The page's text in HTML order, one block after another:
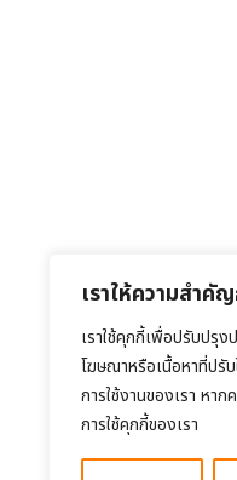
เราให้ความสำ
เราใช้คุกกี้เพื่อปรับปรุ
โฆษณาหรือเนื้อหาที่ปรั
การใช้งานของเรา ห
การใช้คุกกี้ของเรา